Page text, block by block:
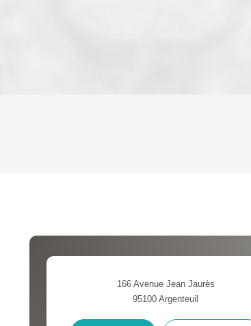
166 Avenue Jean Jaurès
95100Argenteuil